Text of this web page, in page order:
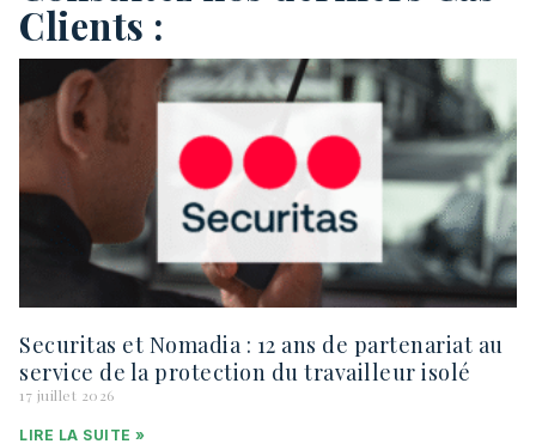
Clients :
Securitas et Nomadia : 12 ans de partenariat au
service de la protection du travailleur isolé
17 juillet 2026
LIRE LA SUITE »